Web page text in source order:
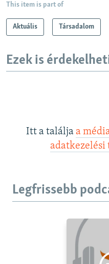
This item is part of
Aktuális Társadalom
Ezek is
Itt a találja a
Legfrissebb